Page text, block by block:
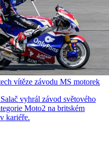
vítěze závodu MS motorek
vyhrál závod světového
Moto2 na britském
kariéře.